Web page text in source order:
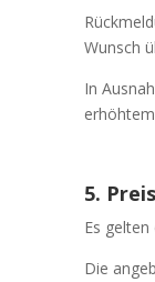
Wunsch
In
5.
Es
Die